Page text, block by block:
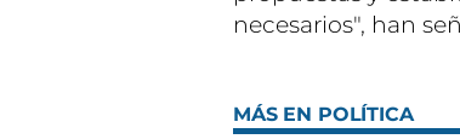
necesarios", han
MÁS EN POLÍTICA